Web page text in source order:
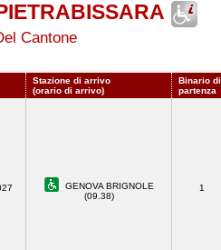
Cantone
Stazione di arrivo
(orario di arrivo)
Binario di
partenza
GENOVA BRIGNOLE
(09.38)
1